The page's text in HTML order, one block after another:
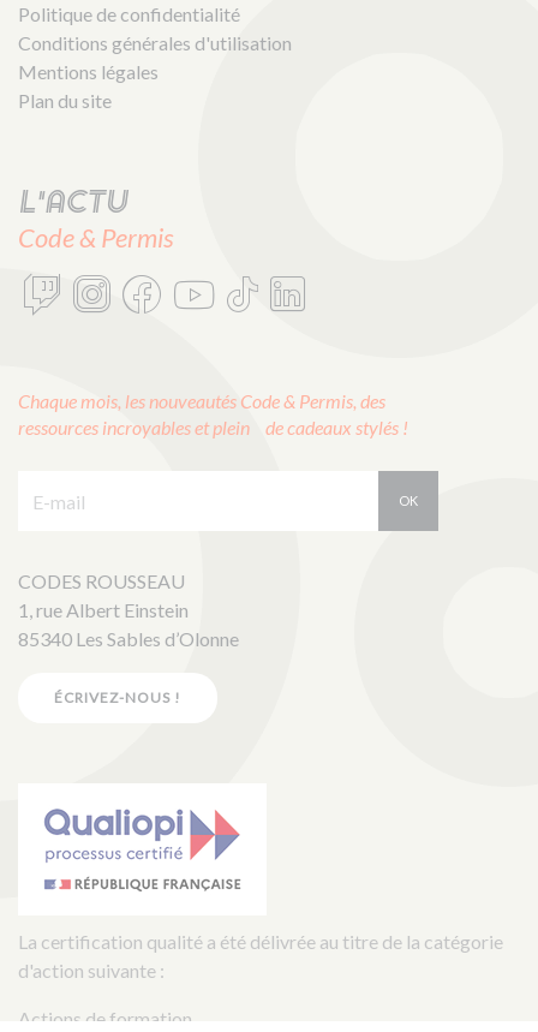
Politique de confidentialité
Conditions générales d'utilisation
Mentions légales
Plan du site
L'actu
Code & Permis
Chaque mois, les nouveautés Code & Permis, des
ressources incroyables et plein de cadeaux stylés !
OK
CODES ROUSSEAU
1, rue Albert Einstein
85340 Les Sables d’Olonne
ÉCRIVEZ-NOUS !
La certification qualité a été délivrée au titre de la catégorie
d'action suivante :
Actions de formation